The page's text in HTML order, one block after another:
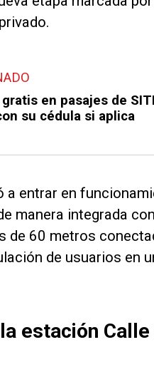
gratis en pasajes de
su cédula si aplica
entrar en
manera integrada
de 60 metros
de usuarios en
estación Calle